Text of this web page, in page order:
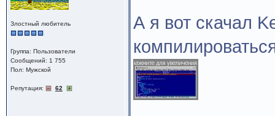
Злостный любитель
Группа: Пользователи
Сообщений: 1 755
Пол: Мужской
Репутация: 62
А я вот скачал